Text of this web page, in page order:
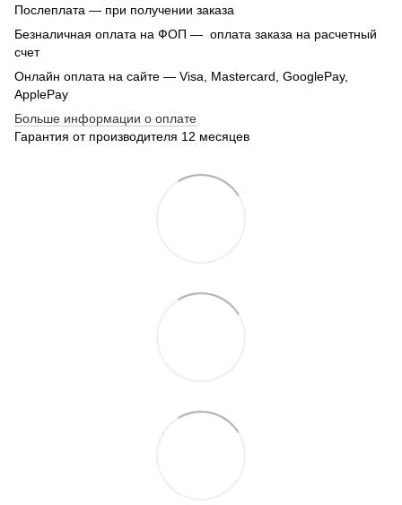
Послеплата — при получении заказа
Безналичная оплата на ФОП — оплата заказа на расчетный
счет
Онлайн оплата на сайте — Visa, Mastercard, GooglePay,
ApplePay
Больше информации о оплате
Гарантия от производителя 12 месяцев